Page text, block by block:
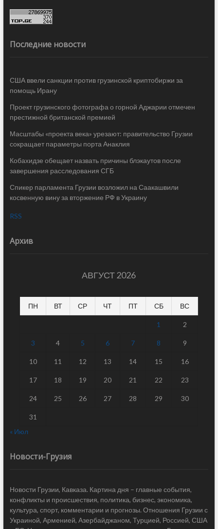
Последние новости
США ввели санкции против грузинской криптобиржи за
помощь Ирану
Проект грузинского фотографа о горной Аджарии отмечен
престижной британской премией
Масштабы «проекта века» урезают: правительство Грузии
сокращает параметры порта Анаклия
Кобахидзе обещает назвать причины блэкаутов после
завершения расследования СГБ
Спикер парламента Грузии возложил на Саакашвили
косвенную вину за вторжение РФ в Украину
RSS
Архив
АВГУСТ 2026
ПН ВТ СР ЧТ ПТ СБ ВС
1 2
3 4 5 6 7 8 9
10 11 12 13 14 15 16
17 18 19 20 21 22 23
24 25 26 27 28 29 30
31
« Июл
Новости-Грузия
Новости Грузии, Кавказа. Картина дня – главные события,
конфликты и происшествия, политика, бизнес, экономика,
культура, спорт, комментарии и прогнозы. Отношения Грузии с
Украиной, Арменией, Азербайджаном, Турцией, Россией, США